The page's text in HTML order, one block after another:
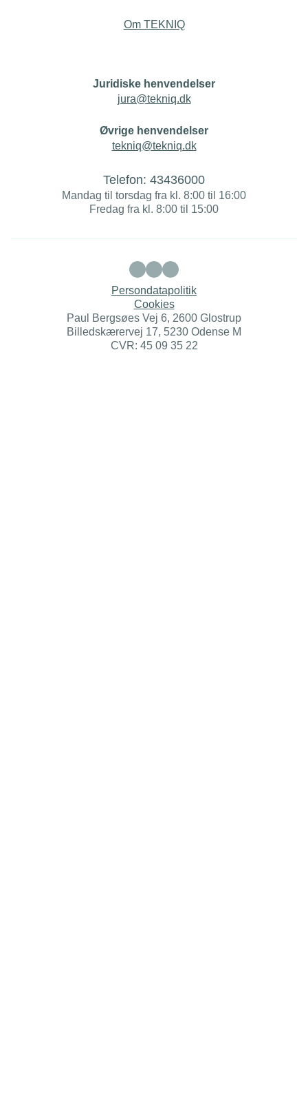
Om TEKNIQ
Juridiske henvendelser
jura@tekniq.dk
Øvrige henvendelser
tekniq@tekniq.dk
Telefon: 43436000
Mandag til torsdag fra kl. 8:00 til 16:00
Fredag fra kl. 8:00 til 15:00
Persondatapolitik
Cookies
Paul Bergsøes Vej 6, 2600 Glostrup
Billedskærervej 17, 5230 Odense M
CVR: 45 09 35 22